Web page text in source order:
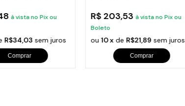
à vista no Pix ou
R$34,03 sem juros
Comprar
R$ 203,53à vista no Pix ou
Boleto
ou10 x deR$21,89 sem juros
Comprar